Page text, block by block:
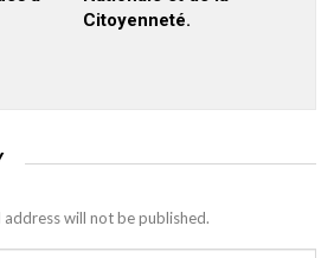
Citoyenneté.
address will not be published.